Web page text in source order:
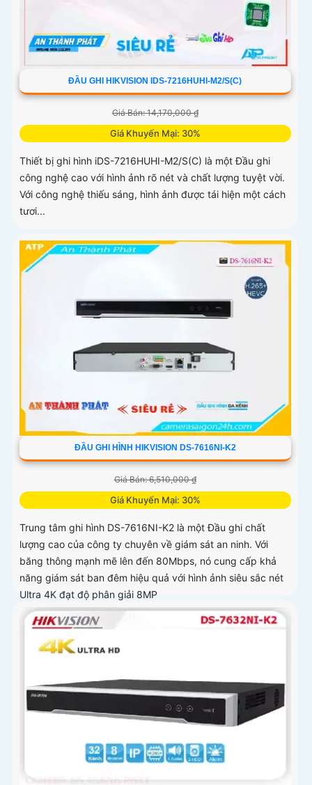
ĐẦU GHI HIKVISION IDS-7216HUHI-M2/S(C)
Giá Bán: 14,170,000 ₫
Giá Khuyến Mại: 30%
Thiết bị ghi hình iDS-7216HUHI-M2/S(C) là một Đầu ghi
công nghệ cao với hình ảnh rõ nét và chất lượng tuyệt vời.
Với công nghệ thiếu sáng, hình ảnh được tái hiện một cách
tươi...
ĐẦU GHI HÌNH HIKVISION DS-7616NI-K2
Giá Bán: 6,510,000 ₫
Giá Khuyến Mại: 30%
Trung tâm ghi hình DS-7616NI-K2 là một Đầu ghi chất
lượng cao của công ty chuyên về giám sát an ninh. Với
băng thông mạnh mẽ lên đến 80Mbps, nó cung cấp khả
năng giám sát ban đêm hiệu quả với hình ảnh siêu sắc nét
Ultra 4K đạt độ phân giải 8MP